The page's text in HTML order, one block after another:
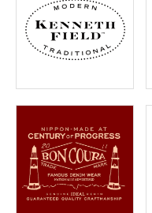
特定商取引法について
お問い合わせ
OFFICIAL WEB SITE
ACCOUNT MENU
ようこそ ゲスト 様
meeting_room ログイン